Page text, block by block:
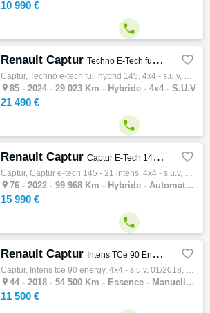
10 990 €

Renault Captur Techno E-Tech full hybrid 145 
Captur, Techno e-tech full hybrid 145, 4x4 - s.u.v, 02/2024, 94ch, 5cv, 29023 km, 5 portes, 5 places, Clim. auto, Hybride, Couleur bleu, 21…
 85 - 2024 - 29 023 Km - Hybride - 4x4 - S.U.V
21 490 €

Renault Captur Captur E-Tech 145 - 21 Intens 
Captur, Captur e-tech 145 - 21 intens, 4x4 - s.u.v, 06/2022, 95ch, 5cv, 99968 km, 5 portes, 5 places, Hybride, Boite de vitesse automatique…
 76 - 2022 - 99 968 Km - Hybride - Automatique - 4x4 - S.U.V
15 990 €

Renault Captur Intens TCe 90 Energy 
Captur, Intens tce 90 energy, 4x4 - s.u.v, 01/2018, 90ch, 5cv, 54500 km, 5 portes, 5 places, Essence, Boite de vitesse manuelle, Couleur no…
 44 - 2018 - 54 500 Km - Essence - Manuelle - 4x4 - S.U.V
11 500 €